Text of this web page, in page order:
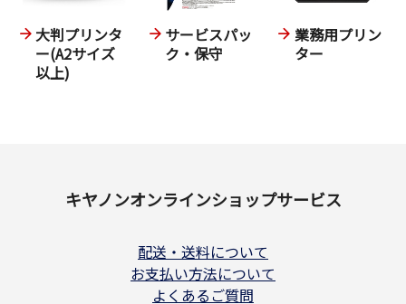
大判プリンタ
ー(A2サイズ
以上)
サービスパッ
ク・保守
業務用プリン
ター
キヤノンオンラインショップサービス
配送・送料について
お支払い方法について
よくあるご質問